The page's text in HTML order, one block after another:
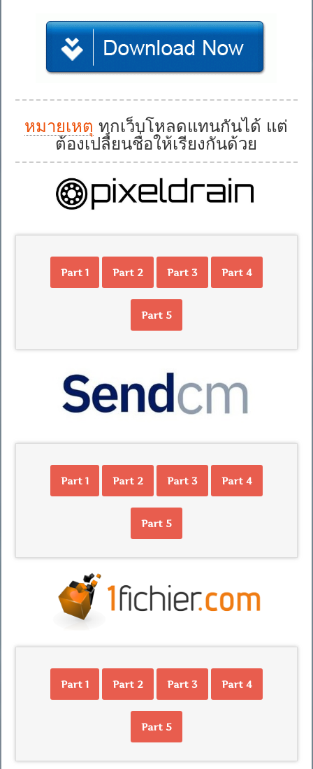
หมายเหตุ ทุกเว็บโหลดแทนกันได้ แต่
ต้องเปลี่ยนชื่อให้เรียงกันด้วย
Part 1 Part 2 Part 3 Part 4
Part 5
Part 1 Part 2 Part 3 Part 4
Part 5
Part 1 Part 2 Part 3 Part 4
Part 5